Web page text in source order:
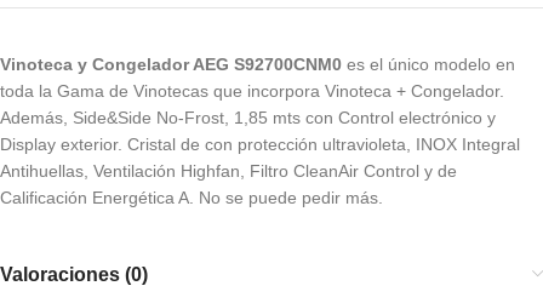
Vinoteca y Congelador AEG S92700CNM0 es el único modelo en
toda la Gama de Vinotecas que incorpora Vinoteca + Congelador.
Además, Side&Side No-Frost, 1,85 mts con Control electrónico y
Display exterior. Cristal de con protección ultravioleta, INOX Integral
Antihuellas, Ventilación Highfan, Filtro CleanAir Control y de
Calificación Energética A. No se puede pedir más.
Valoraciones (0)